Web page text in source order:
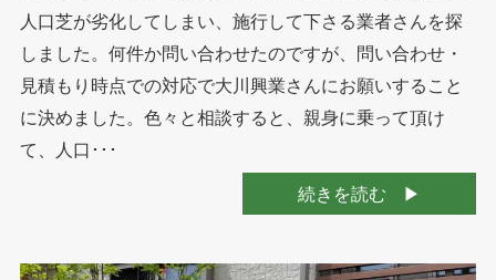
人口芝が劣化してしまい、施行して下さる業者さんを探
しました。何件か問い合わせたのですが、問い合わせ・
見積もり時点での対応で大川興業さんにお願いすること
に決めました。色々と相談すると、親身に乗って頂け
て、人口･･･
続きを読む